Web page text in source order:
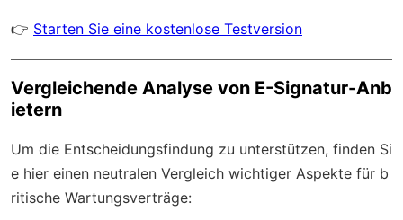
👉 Starten Sie eine kostenlose Testversion
Vergleichende Analyse von E-Signatur-Anb
ietern
Um die Entscheidungsfindung zu unterstützen, finden Si
e hier einen neutralen Vergleich wichtiger Aspekte für b
ritische Wartungsverträge: